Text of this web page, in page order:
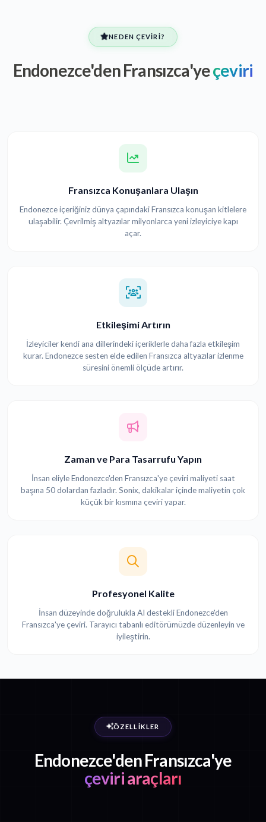
NEDEN ÇEVIRI?
Endonezce'den Fransızca'yeçeviri
Fransızca Konuşanlara Ulaşın
Endonezce içeriğiniz dünya çapındaki Fransızca konuşan kitlelere
ulaşabilir. Çevrilmiş altyazılar milyonlarca yeni izleyiciye kapı
açar.
Etkileşimi Artırın
İzleyiciler kendi ana dillerindeki içeriklerle daha fazla etkileşim
kurar. Endonezce sesten elde edilen Fransızca altyazılar izlenme
süresini önemli ölçüde artırır.
Zaman ve Para Tasarrufu Yapın
İnsan eliyle Endonezce'den Fransızca'ye çeviri maliyeti saat
başına 50 dolardan fazladır. Sonix, dakikalar içinde maliyetin çok
küçük bir kısmına çeviri yapar.
Profesyonel Kalite
İnsan düzeyinde doğrulukla AI destekli Endonezce'den
Fransızca'ye çeviri. Tarayıcı tabanlı editörümüzde düzenleyin ve
iyileştirin.
ÖZELLIKLER
Endonezce'den Fransızca'ye
çeviri araçları